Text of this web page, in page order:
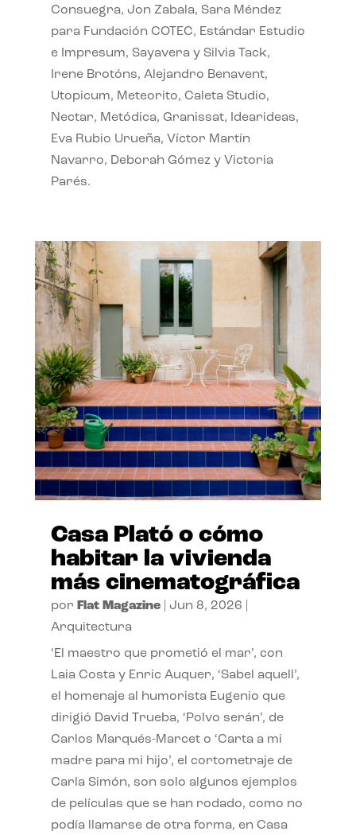
Consuegra, Jon Zabala, Sara Méndez
para Fundación COTEC, Estándar Estudio
e Impresum, Sayavera y Silvia Tack,
Irene Brotóns, Alejandro Benavent,
Utopicum, Meteorito, Caleta Studio,
Nectar, Metódica, Granissat, Idearideas,
Eva Rubio Urueña, Víctor Martín
Navarro, Deborah Gómez y Victoria
Parés.
Casa Plató o cómo
habitar la vivienda
más cinematográfica
por Flat Magazine| Jun 8, 2026
Arquitectura
‘El maestro que prometió el mar’, con
Laia Costa y Enric Auquer, ‘Sabel aquell’,
el homenaje al humorista Eugenio que
dirigió David Trueba, ‘Polvo serán’, de
Carlos Marqués-Marcet o ‘Carta a mi
madre para mi hijo’, el cortometraje de
Carla Simón, son solo algunos ejemplos
de películas que se han rodado, como no
podía llamarse de otra forma, en Casa